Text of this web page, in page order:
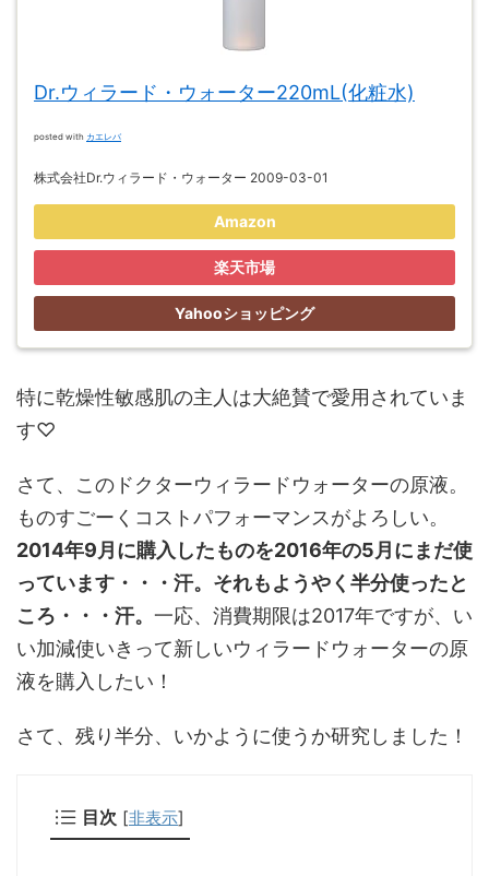
Dr.ウィラード・ウォーター220mL(化粧水)
posted with カエレバ
株式会社Dr.ウィラード・ウォーター 2009-03-01
Amazon
楽天市場
Yahooショッピング
特に乾燥性敏感肌の主人は大絶賛で愛用されていま
す♡
さて、このドクターウィラードウォーターの原液。
ものすごーくコストパフォーマンスがよろしい。
2014年9月に購入したものを2016年の5月にまだ使
っています・・・汗。それもようやく半分使ったと
ころ・・・汗。 一応、消費期限は2017年ですが、い
い加減使いきって新しいウィラードウォーターの原
液を購入したい！
さて、残り半分、いかように使うか研究しました！
目次 [非表示]